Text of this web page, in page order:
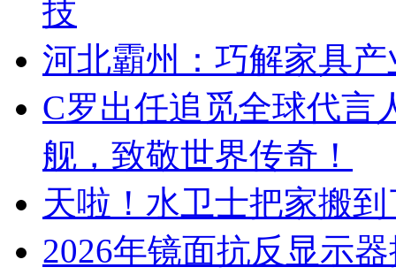
技
河北霸州：巧解家具
C罗出任追觅全球代言
舰，致敬世界传奇！
天啦！水卫士把家搬
2026年镜面抗反显示